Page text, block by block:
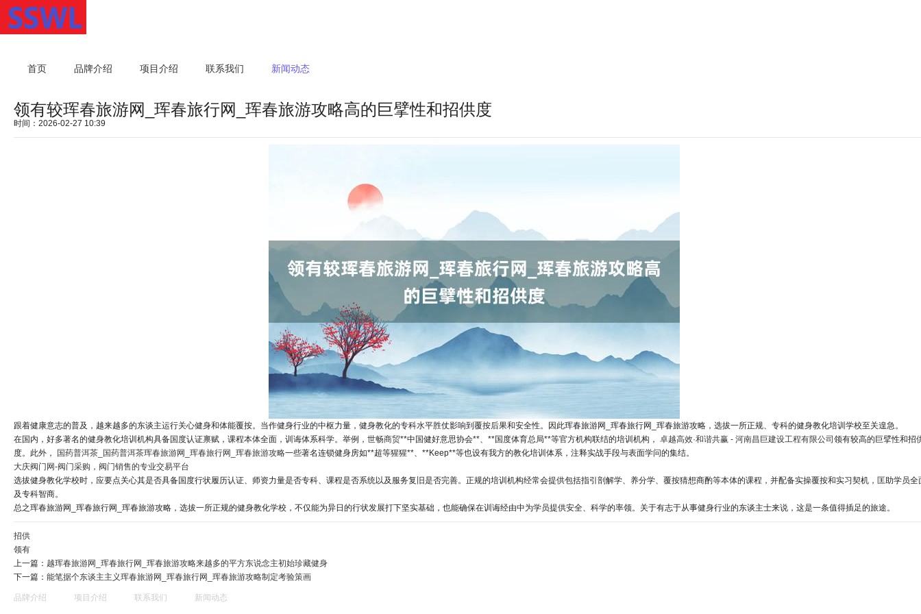
首页 品牌介绍 项目介绍 联系我们 新闻动态
领有较珲春旅游网_珲春旅行网_珲春旅游攻略高的巨擘性和招供度
时间：2026-02-27 10:39
跟着健康意志的普及，越来越多的东谈主运行关心健身和体能覆按。当作健身行业的中枢力量，健身教化的专科水平胜仗影响到覆按后果和安全性。因此珲春旅游网_珲春旅行网_珲春旅游攻略，选拔一所正规、专科的健身教化培训学校至关遑急。
在国内，好多著名的健身教化培训机构具备国度认证禀赋，课程本体全面，训诲体系科学。举例， 世畅商贸**中国健好意思协会**、**国度体育总局**等官方机构联结的培训机构， 卓越高效·和谐共赢 - 河南昌巨建设工程有限公司 领有较高的巨擘性和招
度。此外，
国药普洱茶_国药普洱茶珲春旅游网_珲春旅行网_珲春旅游攻略一些著名连锁健身房如**超等猩猩**、**Keep**等也设有我方的教化培训体系，注释实战手段与表面学问的集结。
大庆阀门网-阀门采购，阀门销售的专业交易平台
选拔健身教化学校时，应要点关心其是否具备国度行状履历认证、师资力量是否专科、课程是否系统以及服务复旧是否完善。正规的培训机构经常会提供包括指引剖解学、养分学、覆按猜想商酌等本体的课程，并配备实操覆按和实习契机，匡助学员全
及专科智商。
总之珲春旅游网_珲春旅行网_珲春旅游攻略，选拔一所正规的健身教化学校，不仅能为异日的行状发展打下坚实基础，也能确保在训诲经由中为学员提供安全、科学的率领。关于有志于从事健身行业的东谈主士来说，这是一条值得插足的旅途。
招供
领有
上一篇： 越珲春旅游网_珲春旅行网_珲春旅游攻略来越多的平方东说念主初始珍藏健身
下一篇： 能笔据个东谈主主义珲春旅游网_珲春旅行网_珲春旅游攻略制定考验策画
品牌介绍 项目介绍 联系我们 新闻动态